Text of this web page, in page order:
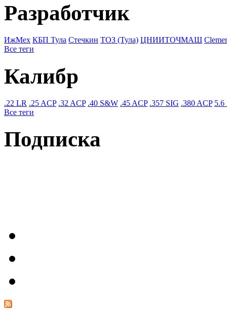
Разработчик
ИжМех КБП Тула Стечкин ТОЗ (Тула) ЦНИИТОЧМАШ
Все теги
Калибр
.22 LR .25 ACP .32 ACP .40 S&W .45 ACP .357 SIG .380 ACP
Все теги
Подписка